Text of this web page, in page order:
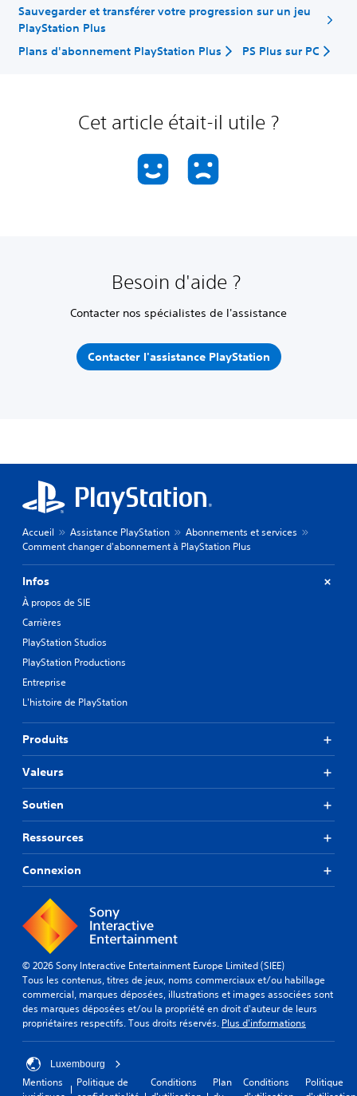
Sauvegarder et transférer votre progression sur un jeu
PlayStation Plus
Plans d'abonnement PlayStation Plus
PS Plus sur PC
Cet article était-il utile ?
Besoin d'aide ?
Contacter nos spécialistes de l'assistance
Contacter l'assistance PlayStation
Accueil Assistance PlayStation
Abonnements et services
Comment changer d'abonnement à PlayStation Plus
Infos
À propos de SIE
Carrières
PlayStation Studios
PlayStation Productions
Entreprise
L'histoire de PlayStation
Produits
Valeurs
Soutien
Ressources
Connexion
© 2026 Sony Interactive Entertainment Europe Limited (SIEE)
Tous les contenus, titres de jeux, noms commerciaux et/ou habillage
commercial, marques déposées, illustrations et images associées sont
des marques déposées et/ou la propriété en droit d'auteur de leurs
propriétaires respectifs. Tous droits réservés. Plus d'informations
Luxembourg
Mentions
Politique de
Conditions
Plan
Conditions
Politique